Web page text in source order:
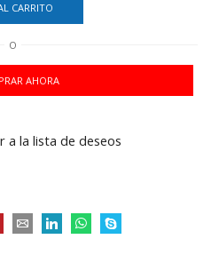
CARRITO
O
AHORA
a la lista de deseos